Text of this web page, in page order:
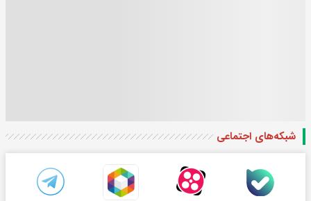
شبکه‌های اجتماعی